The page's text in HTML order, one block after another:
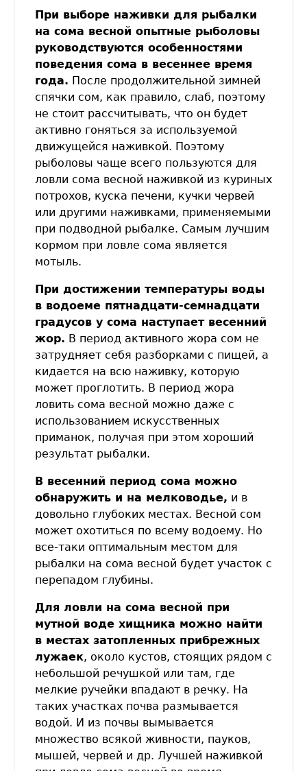
При выборе наживки для рыбалки
на сома весной опытные рыболовы
руководствуются особенностями
поведения сома в весеннее время
года. После продолжительной зимней
спячки сом, как правило, слаб, поэтому
не стоит рассчитывать, что он будет
активно гоняться за используемой
движущейся наживкой. Поэтому
рыболовы чаще всего пользуются для
ловли сома весной наживкой из куриных
потрохов, куска печени, кучки червей
или другими наживками, применяемыми
при подводной рыбалке. Самым лучшим
кормом при ловле сома является
мотыль.
При достижении температуры воды
в водоеме пятнадцати-семнадцати
градусов у сома наступает весенний
жор. В период активного жора сом не
затрудняет себя разборками с пищей, а
кидается на всю наживку, которую
может проглотить. В период жора
ловить сома весной можно даже с
использованием искусственных
приманок, получая при этом хороший
результат рыбалки.
В весенний период сома можно
обнаружить и на мелководье, и в
довольно глубоких местах. Весной сом
может охотиться по всему водоему. Но
все-таки оптимальным местом для
рыбалки на сома весной будет участок с
перепадом глубины.
Для ловли на сома весной при
мутной воде хищника можно найти
в местах затопленных прибрежных
лужаек, около кустов, стоящих рядом с
небольшой речушкой или там, где
мелкие ручейки впадают в речку. На
таких участках почва размывается
водой. И из почвы вымывается
множество всякой живности, пауков,
мышей, червей и др. Лучшей наживкой